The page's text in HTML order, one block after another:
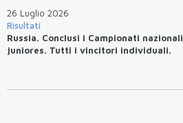
26 Luglio 2026
Risultati
Russia. Conclusi i Campionati nazionali
juniores. Tutti i vincitori individuali.